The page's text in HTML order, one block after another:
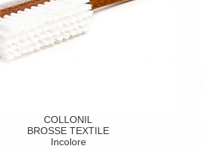
COLLONIL
BROSSE TEXTILE
Incolore